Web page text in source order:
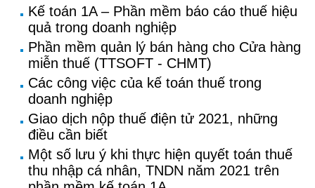
Kế toán 1A – Phần mềm báo cáo thuế hiệu
quả trong doanh nghiệp
Phần mềm quản lý bán hàng cho Cửa hàng
miễn thuế (TTSOFT - CHMT)
Các công việc của kế toán thuế trong
doanh nghiệp
Giao dịch nộp thuế điện tử 2021, những
điều cần biết
Một số lưu ý khi thực hiện quyết toán thuế
thu nhập cá nhân, TNDN năm 2021 trên